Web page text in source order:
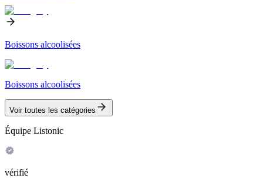
Boissons alcoolisées
Boissons alcoolisées
Voir toutes les catégories
Équipe Listonic
vérifié